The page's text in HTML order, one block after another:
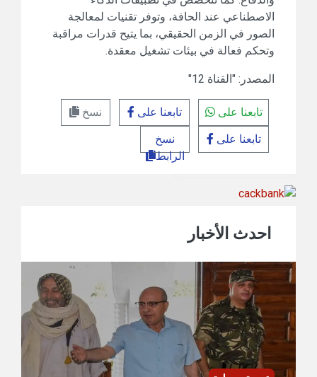
الاصطناعي عند الحافة، وتوفر تقنيات لمعالجة
الصور في الزمن الحقيقي، بما يتيح قدرات مراقبة
وتحكم فعالة في بيئات تشغيل معقدة.
المصدر: "القناة 12"
تابعنا على تابعنا على
نسخ
تابعنا على
نسخ
الرابط
احدث الأخبار